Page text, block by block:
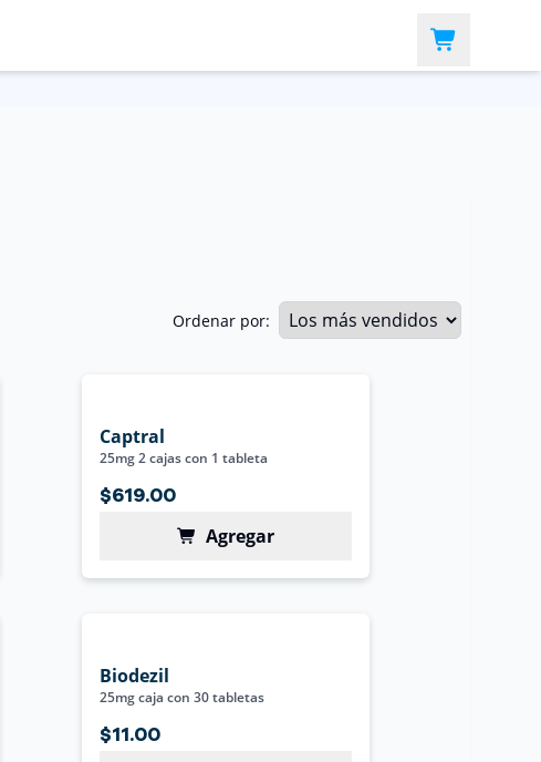
Ordenar por:
Captral
25mg 2 cajas con 1 tableta
$619.00
Agregar
Biodezil
25mg caja con 30 tabletas
$11.00